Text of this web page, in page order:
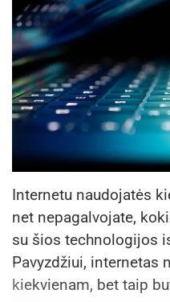
Internetu naudojatės
net nepagalvojate,
su šios technologijos
Pavyzdžiui, internetas
kiekvienam, bet taip